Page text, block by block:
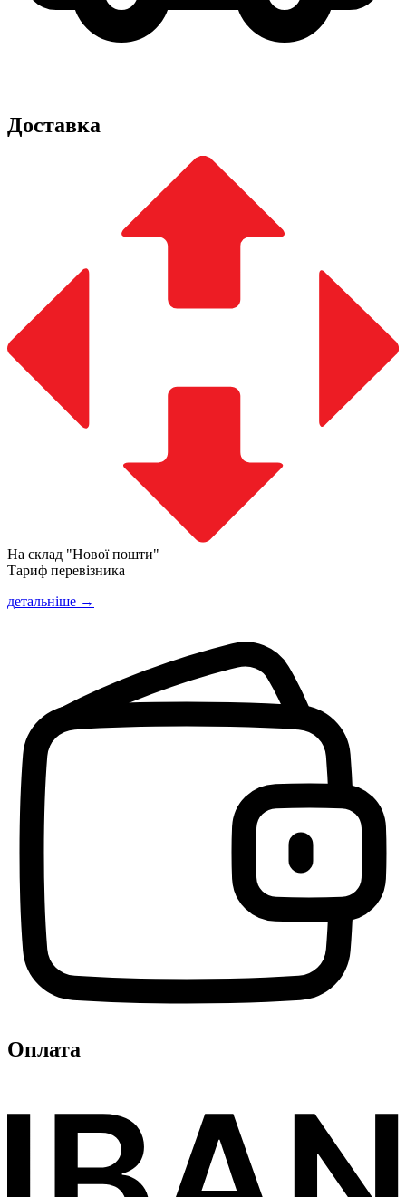
Доставка
На склад "Нової пошти"
Тариф перевізника
детальніше →
Оплата